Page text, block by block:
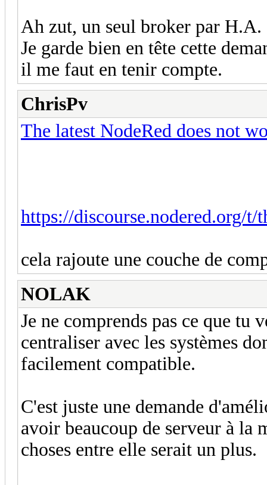
Ah zut, un seul broker par
Je garde bien en tête cette
il me faut en tenir compte.
ChrisPv
The latest NodeRed does not
https://discourse.nodered.org/t/
cela rajoute une couche de
NOLAK
Je ne comprends pas ce que tu
centraliser avec les systèmes
facilement compatible.
C'est juste une demande
avoir beaucoup de serveur à la
choses entre elle serait un plus.